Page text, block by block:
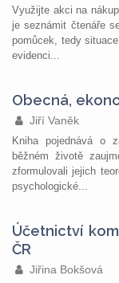
Využijte akci na
je seznámit čtenáře
pomůcek, tedy
evidenci...
Obecná,
Jiří Vaněk
Kniha pojednává o
běžném životě
zformulovali jejich
psychologické...
Účetnictví
ČR
Jiřina Bokšová